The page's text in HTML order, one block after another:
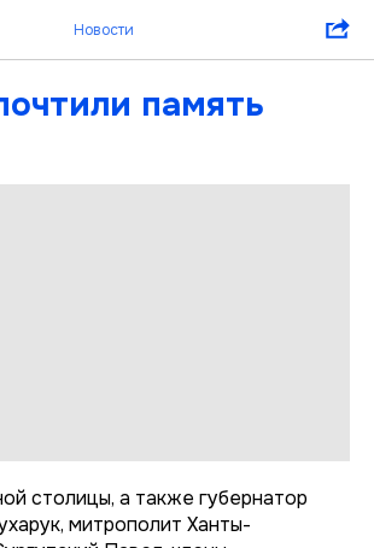
Новости
память
столицы, а также губернатор
митрополит Ханты-